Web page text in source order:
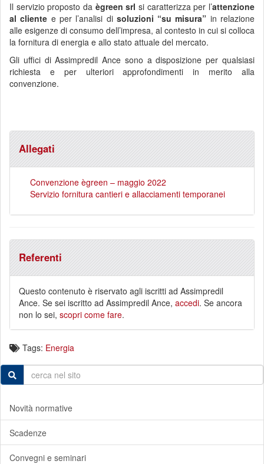
Il servizio proposto da ègreen srl si caratterizza per l’attenzione
al cliente e per l’analisi di soluzioni “su misura” in relazione
alle esigenze di consumo dell’impresa, al contesto in cui si colloca
la fornitura di energia e allo stato attuale del mercato.
Gli uffici di Assimpredil Ance sono a disposizione per qualsiasi
richiesta e per ulteriori approfondimenti in merito alla
convenzione.
Allegati
Convenzione ègreen – maggio 2022
Servizio fornitura cantieri e allacciamenti temporanei
Referenti
Questo contenuto è riservato agli iscritti ad Assimpredil
Ance. Se sei iscritto ad Assimpredil Ance, accedi. Se ancora
non lo sei, scopri come fare.
Tags: Energia
Novità normative
Scadenze
Convegni e seminari